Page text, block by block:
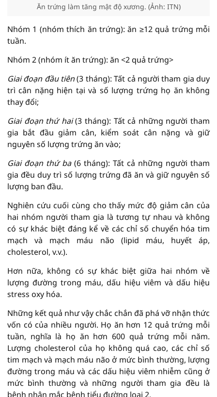
Ăn trứng làm tăng mật độ xương. (Ảnh: ITN)
Nhóm 1 (nhóm thích ăn trứng): ăn ≥12 quả trứng mỗi
tuần.
Nhóm 2 (nhóm ít ăn trứng): ăn <2 quả trứng>
Giai đoạn đầu tiên(3 tháng): Tất cả người tham gia duy
trì cân nặng hiện tại và số lượng trứng họ ăn không
thay đổi;
Giai đoạn thứ hai(3 tháng): Tất cả những người tham
gia bắt đầu giảm cân, kiểm soát cân nặng và giữ
nguyên số lượng trứng ăn vào;
Giai đoạn thứ ba(6 tháng): Tất cả những người tham
gia đều duy trì số lượng trứng đã ăn và giữ nguyên số
lượng ban đầu.
Nghiên cứu cuối cùng cho thấy mức độ giảm cân của
hai nhóm người tham gia là tương tự nhau và không
có sự khác biệt đáng kể về các chỉ số chuyển hóa tim
mạch và mạch máu não (lipid máu, huyết áp,
cholesterol, v.v.).
Hơn nữa, không có sự khác biệt giữa hai nhóm về
lượng đường trong máu, dấu hiệu viêm và dấu hiệu
stress oxy hóa.
Những kết quả như vậy chắc chắn đã phá vỡ nhận thức
vốn có của nhiều người. Họ ăn hơn 12 quả trứng mỗi
tuần, nghĩa là họ ăn hơn 600 quả trứng mỗi năm.
Lượng cholesterol của họ không quá cao, các chỉ số
tim mạch và mạch máu não ở mức bình thường, lượng
đường trong máu và các dấu hiệu viêm nhiễm cũng ở
mức bình thường và những người tham gia đều là
bệnh nhân mắc bệnh tiểu đường loại 2.